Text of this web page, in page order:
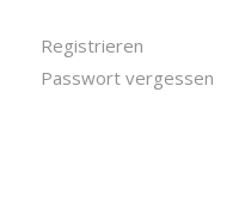
Registrieren
Passwort vergessen